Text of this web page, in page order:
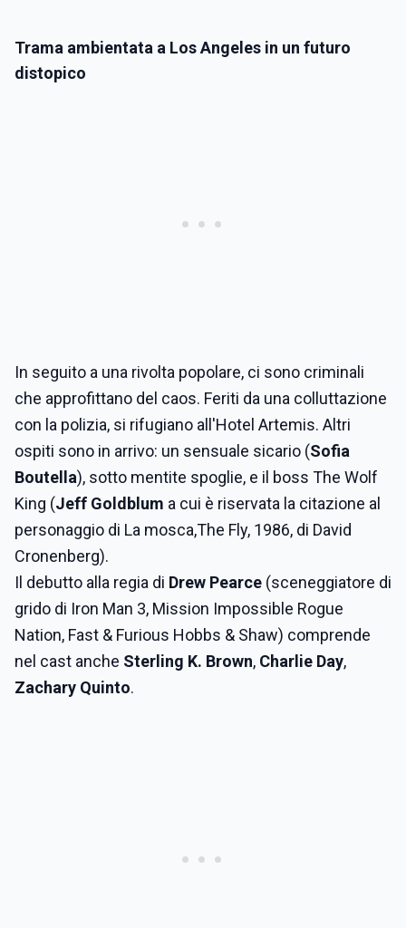
Trama ambientata a Los Angeles in un futuro
distopico
In seguito a una rivolta popolare, ci sono criminali
che approfittano del caos. Feriti da una colluttazione
con la polizia, si rifugiano all'Hotel Artemis. Altri
ospiti sono in arrivo: un sensuale sicario (Sofia
Boutella), sotto mentite spoglie, e il boss The Wolf
King (Jeff Goldblum a cui è riservata la citazione al
personaggio di La mosca,The Fly, 1986, di David
Cronenberg).
Il debutto alla regia di Drew Pearce (sceneggiatore di
grido di Iron Man 3, Mission Impossible Rogue
Nation, Fast & Furious Hobbs & Shaw) comprende
nel cast anche Sterling K. Brown, Charlie Day,
Zachary Quinto.